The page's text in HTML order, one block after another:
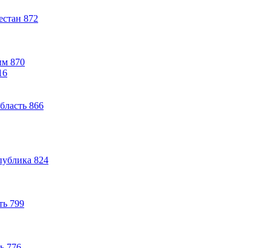
872
870
866
824
799